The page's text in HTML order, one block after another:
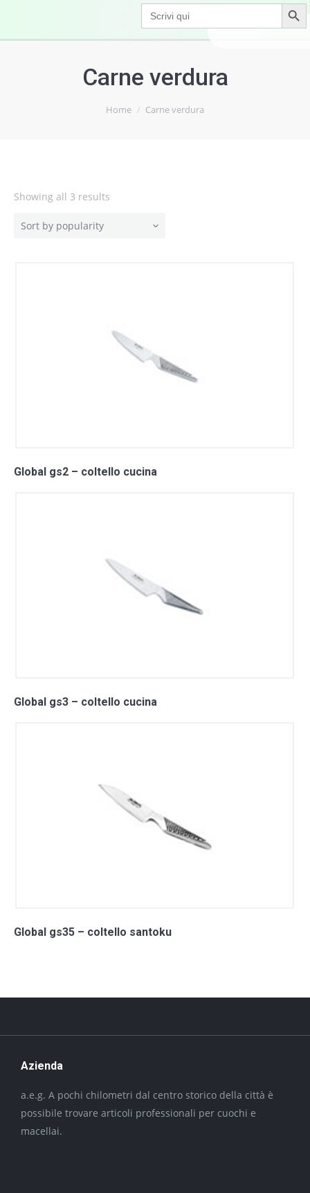
Search
for:
Search Button
Carne verdura
Home Carne verdura
Showing all 3 results
Sort by popularity
Global gs2 – coltello cucina
Global gs3 – coltello cucina
Global gs35 – coltello santoku
Azienda
a.e.g. A pochi chilometri dal centro storico della città è
possibile trovare articoli professionali per cuochi e
macellai.